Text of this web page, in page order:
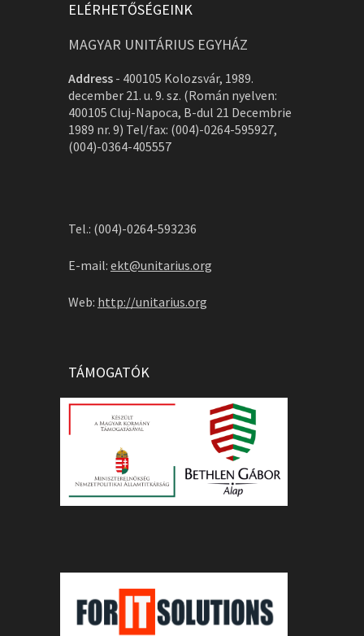
ELÉRHETŐSÉGEINK
MAGYAR UNITÁRIUS EGYHÁZ
Address - 400105 Kolozsvár, 1989.
december 21. u. 9. sz. (Román nyelven:
400105 Cluj-Napoca, B-dul 21 Decembrie
1989 nr. 9) Tel/fax: (004)-0264-595927,
(004)-0364-405557
Tel.: (004)-0264-593236
E-mail: ekt@unitarius.org
Web: http://unitarius.org
TÁMOGATÓK